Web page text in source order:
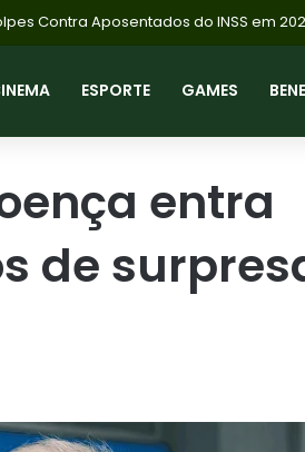
ESPORTE GAMES
entra
de